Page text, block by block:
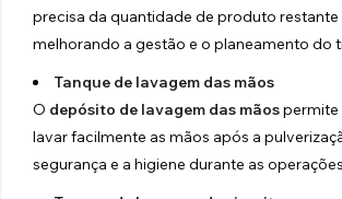
precisa da quantidade de produto
melhorando a gestão e o planeamento do
Tanque de lavagem das mãos
O depósito de lavagem das mãos
lavar facilmente as mãos após a
segurança e a higiene durante as